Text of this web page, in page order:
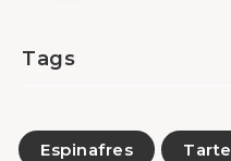
Tags
Espinafres Tarte